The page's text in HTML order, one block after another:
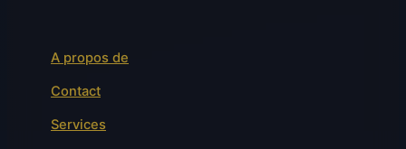
A propos de
Contact
Services